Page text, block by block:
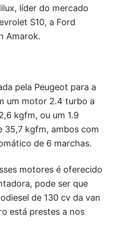
líder do mercado
S10, a Ford
Amarok.
pela Peugeot para a
um motor 2.4 turbo a
kgfm, ou um 1.9
35,7 kgfm, ambos com
de 6 marchas.
motores é oferecido
pode ser que
de 130 cv da van
está prestes a nos